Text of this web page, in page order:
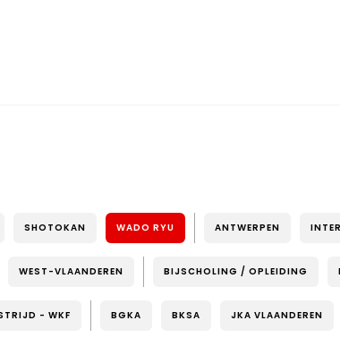
SHOTOKAN WADO RYU ANTWERPEN
WEST-VLAANDEREN BIJSCHOLING / OPLEIDING
- WKF BGKA BKSA JKA VLAANDEREN